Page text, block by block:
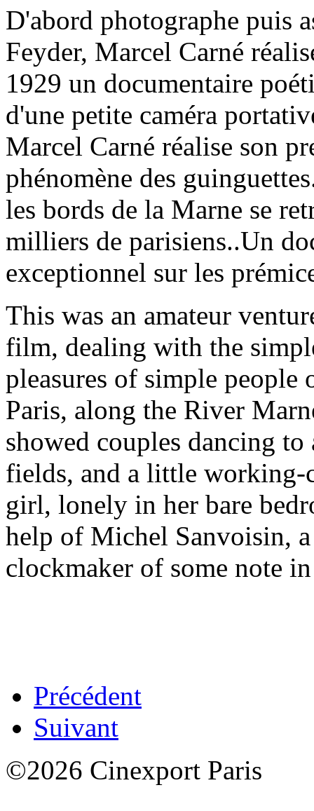
D'abord photographe puis
Feyder, Marcel Carné
1929 un documentaire
d'une petite caméra
Marcel Carné réalise son
phénomène des
les bords de la Marne se
milliers de parisiens..Un
exceptionnel sur les
This was an amateur
film, dealing with the
pleasures of simple people
Paris, along the River
showed couples dancing
fields, and a little working-
girl, lonely in her bare
help of Michel Sanvoisin, a
clockmaker of some note
Précédent
Suivant
©2026 Cinexport Paris